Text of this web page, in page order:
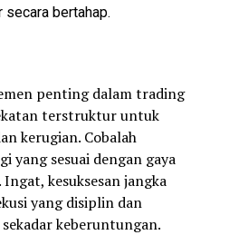
secara bertahap.
penting dalam trading
terstruktur untuk
kerugian. Cobalah
yang sesuai dengan gaya
kesuksesan jangka
yang disiplin dan
keberuntungan.